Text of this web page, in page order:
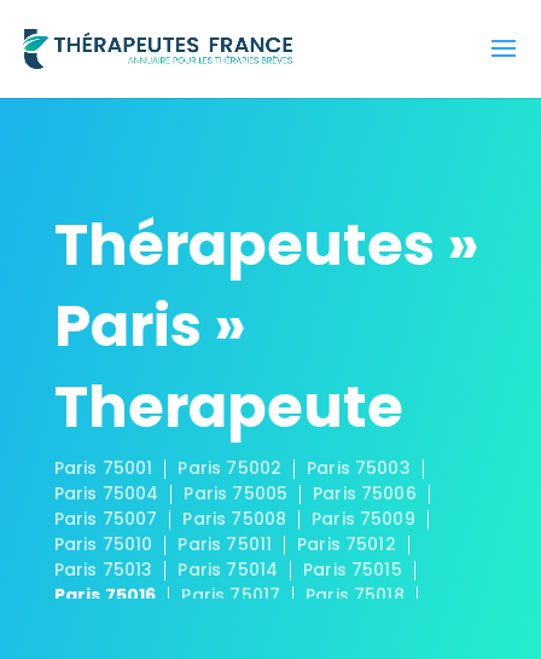
Thérapeutes »
Paris »
Therapeute
Paris 75001 Paris 75002
Paris 75003
Paris 75004
Paris 75005
Paris 75006
Paris 75007
Paris 75008
Paris 75009
Paris 75010
Paris 75011
Paris 75012
Paris 75013
Paris 75014
Paris 75015
Paris 75016
Paris 75017
Paris 75018